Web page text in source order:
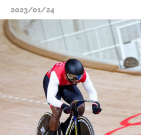
2023/01/24